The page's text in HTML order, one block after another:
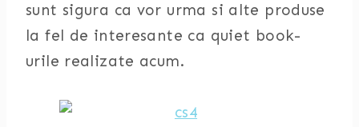
sunt sigura ca vor urma si alte produse
la fel de interesante ca quiet book-
urile realizate acum.